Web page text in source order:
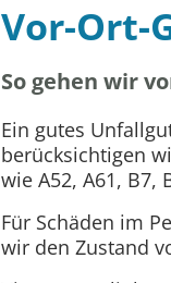
Vor-Ort-
So gehen wir
Ein gutes
berücksichtigen
wie A52, A61,
Für Schäden im
wir den Zustand